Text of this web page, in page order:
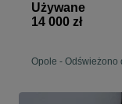
Używane
14 000 zł
Opole - Odświeżono